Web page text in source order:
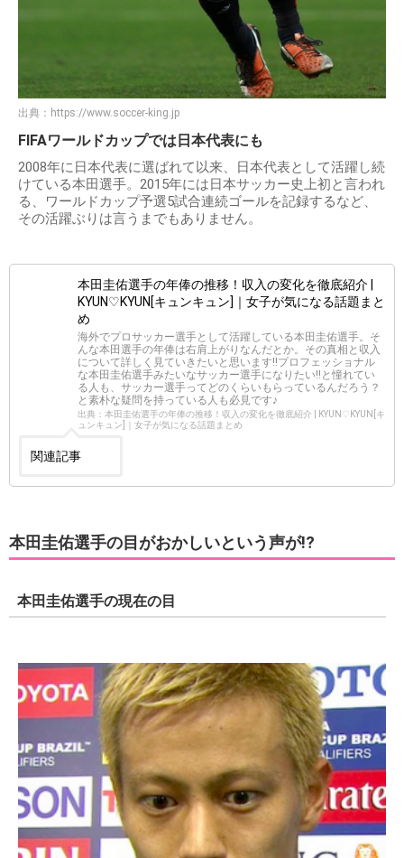
出典： https://www.soccer-king.jp
FIFAワールドカップでは日本代表にも
2008年に日本代表に選ばれて以来、日本代表として活躍し続
けている本田選手。2015年には日本サッカー史上初と言われ
る、ワールドカップ予選5試合連続ゴールを記録するなど、
その活躍ぶりは言うまでもありません。
本田圭佑選手の年俸の推移！収入の変化を徹底紹介 |
KYUN♡KYUN[キュンキュン]｜女子が気になる話題まと
め
海外でプロサッカー選手として活躍している本田圭佑選手。そ
んな本田選手の年俸は右肩上がりなんだとか。その真相と収入
について詳しく見ていきたいと思います!!プロフェッショナル
な本田圭佑選手みたいなサッカー選手になりたい!!と憧れてい
る人も、サッカー選手ってどのくらいもらっているんだろう？
と素朴な疑問を持っている人も必見です♪
出典：本田圭佑選手の年俸の推移！収入の変化を徹底紹介 | KYUN♡KYUN[キ
ュンキュン]｜女子が気になる話題まとめ
関連記事
本田圭佑選手の目がおかしいという声が!?
本田圭佑選手の現在の目